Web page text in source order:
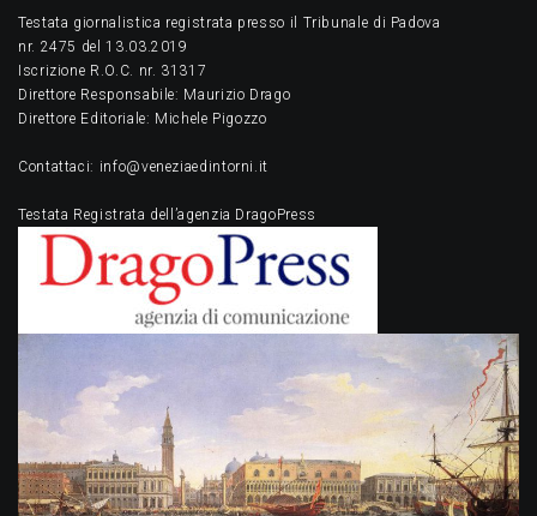
Testata giornalistica registrata presso il Tribunale di Padova
nr. 2475 del 13.03.2019
Iscrizione R.O.C. nr. 31317
Direttore Responsabile: Maurizio Drago
Direttore Editoriale: Michele Pigozzo
Contattaci: info@veneziaedintorni.it
Testata Registrata dell’agenzia DragoPress